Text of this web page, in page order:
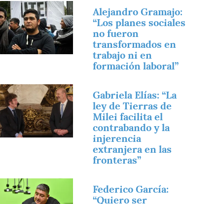
Alejandro Gramajo:
“Los planes sociales
no fueron
transformados en
trabajo ni en
formación laboral”
Gabriela Elías: “La
ley de Tierras de
Milei facilita el
contrabando y la
injerencia
extranjera en las
fronteras”
Federico García:
“Quiero ser